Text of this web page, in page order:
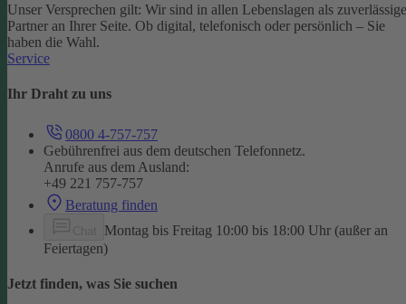
Unser Versprechen gilt: Wir sind in allen Lebenslagen als
Partner an Ihrer Seite. Ob digital, telefonisch oder persönlich – Sie
haben die Wahl.
Service
Ihr Draht zu uns
0800 4-757-757
Gebührenfrei aus dem deutschen Telefonnetz.
Anrufe aus dem Ausland:
+49 221 757-757
Beratung finden
Montag bis Freitag 10:00 bis 18:00 Uhr (außer an
Feiertagen)
Jetzt finden, was Sie suchen